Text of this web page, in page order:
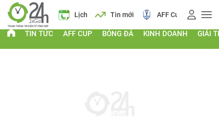
Giá vàng Lịch Tin mới AFF Cup Giá
TIN TỨC AFF CUP BÓNG ĐÁ KINH DOANH GIẢI